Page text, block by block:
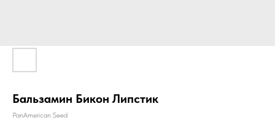
Бальзамин Бикон Липстик
PanAmerican Seed